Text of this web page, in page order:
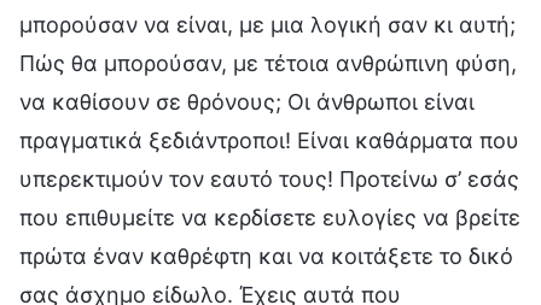
μπορούσαν να είναι, με μια λογική σαν κι αυτή;
Πώς θα μπορούσαν, με τέτοια ανθρώπινη φύση,
να καθίσουν σε θρόνους; Οι άνθρωποι είναι
πραγματικά ξεδιάντροποι! Είναι καθάρματα που
υπερεκτιμούν τον εαυτό τους! Προτείνω σ’ εσάς
που επιθυμείτε να κερδίσετε ευλογίες να βρείτε
πρώτα έναν καθρέφτη και να κοιτάξετε το δικό
σας άσχημο είδωλο. Έχεις αυτά που